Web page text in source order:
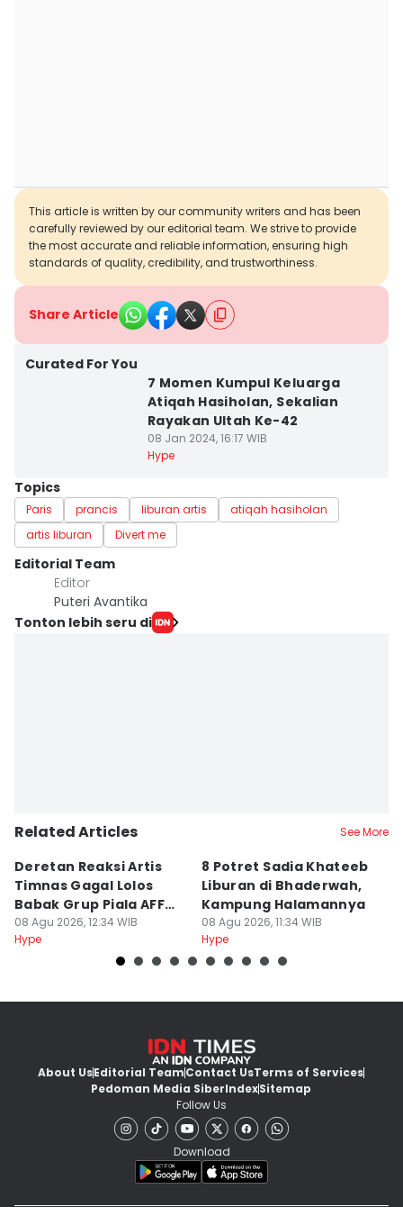
This article is written by our community writers and has been
carefully reviewed by our editorial team. We strive to provide
the most accurate and reliable information, ensuring high
standards of quality, credibility, and trustworthiness.
Share Article
Curated For You
7 Momen Kumpul Keluarga
Atiqah Hasiholan, Sekalian
Rayakan Ultah Ke-42
08 Jan 2024, 16:17 WIB
Hype
Topics
Paris prancis liburan artis
atiqah hasiholan
artis liburan
Divert me
Editorial Team
Editor
Puteri Avantika
Tonton lebih seru di
Related Articles See More
Deretan Reaksi Artis
Timnas Gagal Lolos
Babak Grup Piala AFF
2026
08 Agu 2026, 12:34 WIB
Hype
8 Potret Sadia Khateeb
Liburan di Bhaderwah,
Kampung Halamannya
08 Agu 2026, 11:34 WIB
Hype
About UsEditorial TeamContact UsTerms of Services
Pedoman Media SiberIndexSitemap
Follow Us
Download